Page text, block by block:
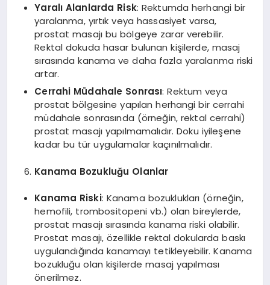
Yaralı Alanlarda Risk: Rektumda herhangi bir
yaralanma, yırtık veya hassasiyet varsa,
prostat masajı bu bölgeye zarar verebilir.
Rektal dokuda hasar bulunan kişilerde, masaj
sırasında kanama ve daha fazla yaralanma riski
artar.
Cerrahi Müdahale Sonrası: Rektum veya
prostat bölgesine yapılan herhangi bir cerrahi
müdahale sonrasında (örneğin, rektal cerrahi)
prostat masajı yapılmamalıdır. Doku iyileşene
kadar bu tür uygulamalar kaçınılmalıdır.
Kanama Bozukluğu Olanlar
Kanama Riski: Kanama bozuklukları (örneğin,
hemofili, trombositopeni vb.) olan bireylerde,
prostat masajı sırasında kanama riski olabilir.
Prostat masajı, özellikle rektal dokularda baskı
uygulandığında kanamayı tetikleyebilir. Kanama
bozukluğu olan kişilerde masaj yapılması
önerilmez.